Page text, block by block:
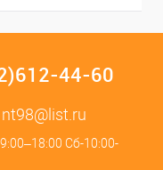
44-60
nt98@list.ru
Сб-10:00-